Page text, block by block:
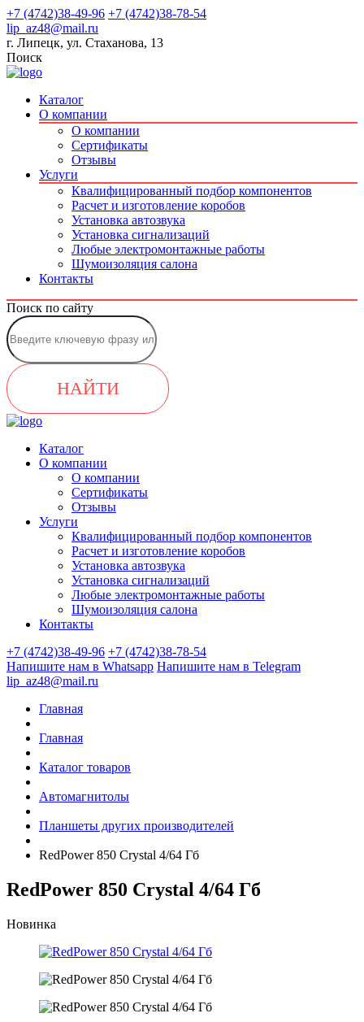
+7 (4742)38-49-96 +7 (4742)38-78-54
lip_az48@mail.ru
г. Липецк, ул. Стаханова, 13
Поиск
Каталог
О компании
О компании
Сертификаты
Отзывы
Услуги
Квалифицированный подбор компонентов
Расчет и изготовление коробов
Установка автозвука
Установка сигнализаций
Любые электромонтажные работы
Шумоизоляция салона
Контакты
Поиск по сайту
НАЙТИ
Каталог
О компании
О компании
Сертификаты
Отзывы
Услуги
Квалифицированный подбор компонентов
Расчет и изготовление коробов
Установка автозвука
Установка сигнализаций
Любые электромонтажные работы
Шумоизоляция салона
Контакты
+7 (4742)38-49-96 +7 (4742)38-78-54
Напишите нам в Whatsapp Напишите нам в Telegram
lip_az48@mail.ru
Главная
Главная
Каталог товаров
Автомагнитолы
Планшеты других производителей
RedPower 850 Crystal 4/64 Гб
RedPower 850 Crystal 4/64 Гб
Новинка